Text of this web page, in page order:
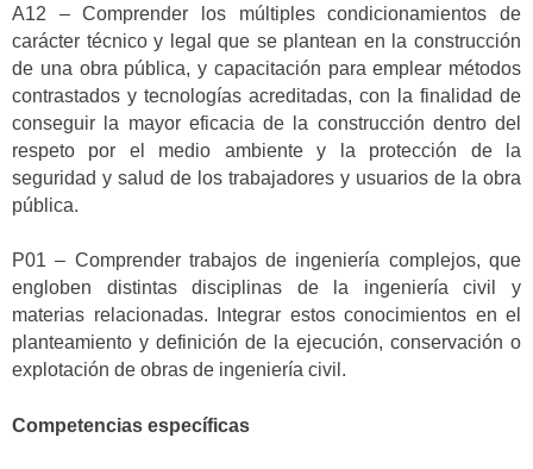
A12 – Comprender los múltiples condicionamientos de
carácter técnico y legal que se plantean en la construcción
de una obra pública, y capacitación para emplear métodos
contrastados y tecnologías acreditadas, con la finalidad de
conseguir la mayor eficacia de la construcción dentro del
respeto por el medio ambiente y la protección de la
seguridad y salud de los trabajadores y usuarios de la obra
pública.
P01 – Comprender trabajos de ingeniería complejos, que
engloben distintas disciplinas de la ingeniería civil y
materias relacionadas. Integrar estos conocimientos en el
planteamiento y definición de la ejecución, conservación o
explotación de obras de ingeniería civil.
Competencias específicas